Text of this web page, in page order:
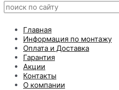
Главная
Информация по монтажу
Оплата и Доставка
Гарантия
Акции
Контакты
О компании